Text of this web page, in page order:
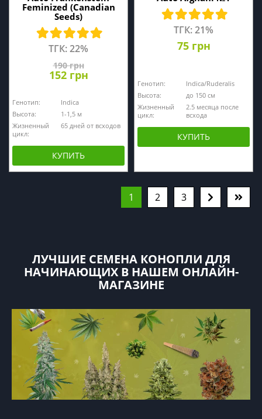
Feminized (Canadian
Seeds)
ТГК: 22%
190 грн
152 грн
Генотип:
Indica
Высота:
1-1,5 м
Жизненный
цикл:
65 дней от всходов
КУПИТЬ
ТГК: 21%
75 грн
Генотип:
Indica/Ruderalis
Высота:
до 150 см
Жизненный
цикл:
2.5 месяца после
всхода
КУПИТЬ
1 2 3
ЛУЧШИЕ СЕМЕНА КОНОПЛИ ДЛЯ
НАЧИНАЮЩИХ В НАШЕМ ОНЛАЙН-
МАГАЗИНЕ